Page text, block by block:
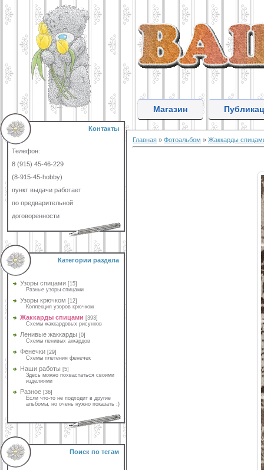
Контакты
Телефон:
8 (915) 45-46-229
(8-915-45-hobby)
пункт выдачи работает
по предварительной
договоренности
Категории раздела
Узоры спицами [15]
Разные узоры спицами
Узоры крючком [12]
Коллекция узоров крючком
Жаккарды спицами [393]
Схемы жаккардовых рисунков
Ленивые жаккарды [0]
Схемы ленивых аккардов
Фенечки [29]
Схемы плетения фенечек
Наши работы [5]
Здесь можно похвастаться своими
изделиями
Разное [36]
Если что-то не подходит в другие
альбомы, но очень нужно показать :)
Поиск по тегам
Магазин
Главная » Фотоальбом » Жаккарды